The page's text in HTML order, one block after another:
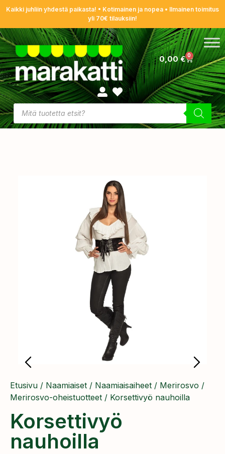
Kaikki juhliin yhdestä paikasta! • Kotimainen ja nopea • Ilmainen toimitus
yli 70€ tilauksiin!
0,00€ 0
Etusivu / Naamiaiset / Naamiaisaiheet / Merirosvo /
Merirosvo-oheistuotteet / Korsettivyö nauhoilla
Korsettivyö
nauhoilla